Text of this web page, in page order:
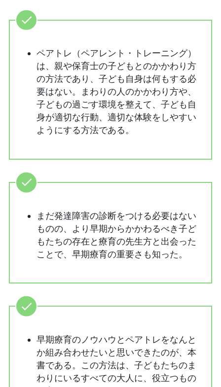
ペアトレ（ペアレント・トレーニング）
は、親や保育士の子どもとのかかわり方
の方法であり、子ども自身は何もする必
要はない。まわりの人のかかわり方や、
子どもの過ごす環境を整えて、子ども自
身が適切な行動、適切な体験をしやすい
ようにする方法である。
まだ発達障害の診断をつける必要はない
ものの、より早期からかかわるべき子ど
もたちの存在と療育の先生方と出会った
ことで、早期療育の重要さも知った。
早期療育のノウハウとペアトレをなんと
か組み合わせたいと思いできたのが、本
書である。この方法は、子どもたちのま
わりにいるすべての大人に、役立つもの